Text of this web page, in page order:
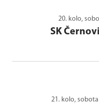
20. kolo,
SK
21. kolo, sobota